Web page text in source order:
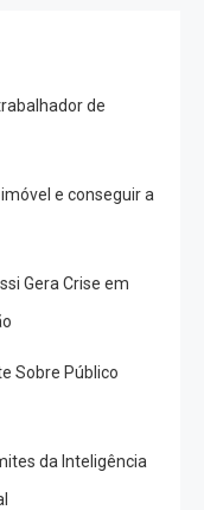
de
e conseguir a
Gera Crise em
Sobre Público
da Inteligência